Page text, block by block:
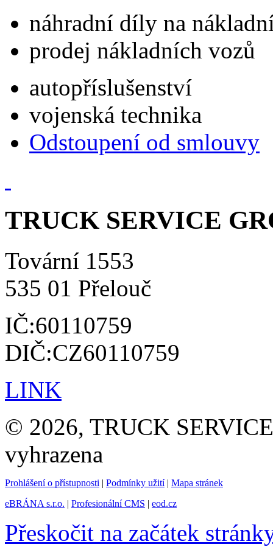
náhradní díly na
prodej nákladních vozů
autopříslušenství
vojenská technika
Odstoupení od smlouvy
TRUCK SERVICE
Tovární 1553
535 01 Přelouč
IČ:60110759
DIČ:CZ60110759
LINK
© 2026, TRUCK
vyhrazena
Prohlášení o přístupnosti | Podmínky užití| Mapa stránek
eBRÁNA s.r.o. | Profesionální CMS | eod.cz
Přeskočit na začátek